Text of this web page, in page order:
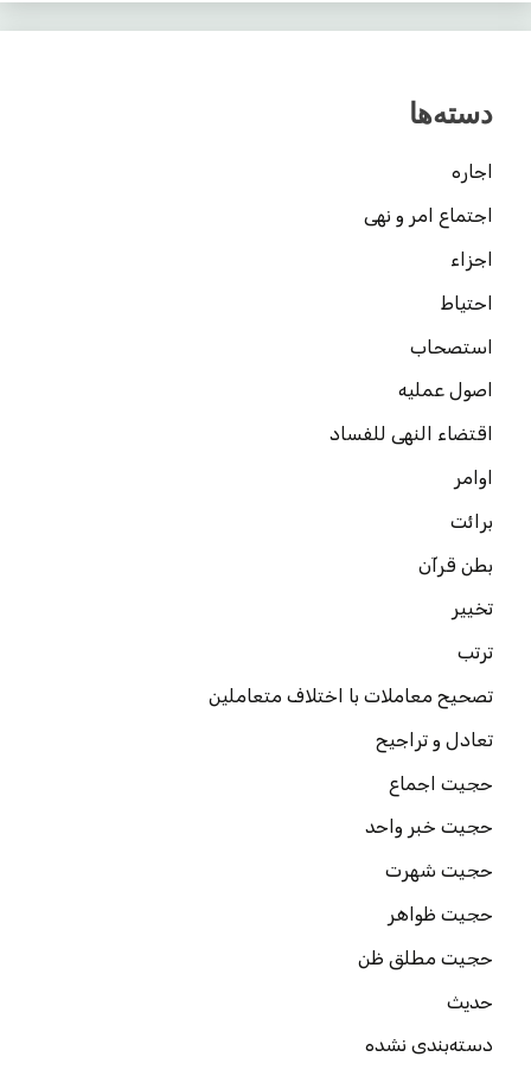
دسته‌ها
اجاره
اجتماع امر و نهی
اجزاء
احتیاط
استصحاب
اصول عملیه
اقتضاء النهی للفساد
اوامر
برائت
بطن قرآن
تخییر
ترتب
تصحیح معاملات با اختلاف متعاملین
تعادل و تراجیح
حجیت اجماع
حجیت خبر واحد
حجیت شهرت
حجیت ظواهر
حجیت مطلق ظن
حدیث
دسته‌بندی نشده